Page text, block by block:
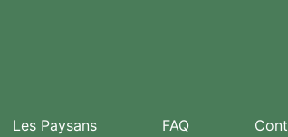
Les Paysans FAQ